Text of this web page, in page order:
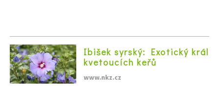
Ibišek syrský: Exotický král
kvetoucích keřů
www.nkz.cz